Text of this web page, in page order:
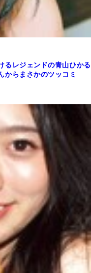
るレジェンドの青山ひかる
からまさかのツッコミ